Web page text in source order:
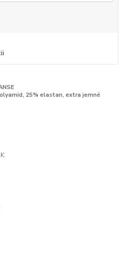
25% elastan, extra jemné